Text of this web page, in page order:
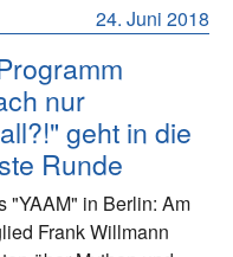
24. Juni 2018
nur
geht in die
Runde
"YAAM" in Berlin: Am
Frank Willmann